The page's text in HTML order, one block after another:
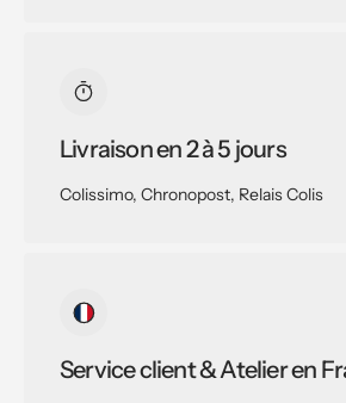
Livraison en 2 à 5 jours
Colissimo, Chronopost, Relais Colis
Service client & Atelier en